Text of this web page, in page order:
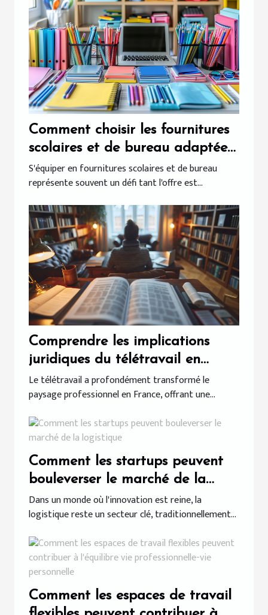
Comment choisir les fournitures
scolaires et de bureau adaptées
à vos besoins ?
S'équiper en fournitures scolaires et de bureau
représente souvent un défi tant l'offre est...
Comprendre les implications
juridiques du télétravail en
France
Le télétravail a profondément transformé le
paysage professionnel en France, offrant une...
Comment les startups peuvent
bouleverser le marché de la
logistique
Dans un monde où l'innovation est reine, la
logistique reste un secteur clé, traditionnellement...
Comment les espaces de travail